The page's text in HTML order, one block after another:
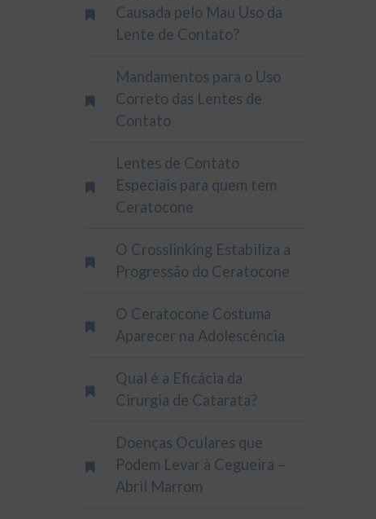
Causada pelo Mau Uso da
Lente de Contato?
Mandamentos para o Uso
Correto das Lentes de
Contato
Lentes de Contato
Especiais para quem tem
Ceratocone
O Crosslinking Estabiliza a
Progressão do Ceratocone
O Ceratocone Costuma
Aparecer na Adolescência
Qual é a Eficácia da
Cirurgia de Catarata?
Doenças Oculares que
Podem Levar à Cegueira –
Abril Marrom